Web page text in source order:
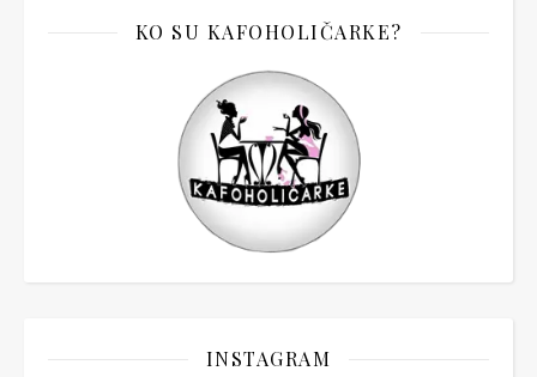
KO SU KAFOHOLIČARKE?
INSTAGRAM